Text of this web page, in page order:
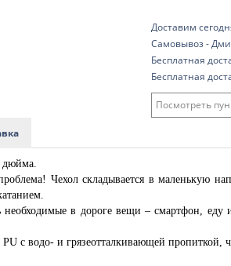
Доставим
Самовывоз -
Бесплатная
Бесплатная
Посмотреть
дюйма.
Чехол складывается в маленькую
в дороге вещи – смартфон,
с водо- и грязеотталкивающей пропиткой,